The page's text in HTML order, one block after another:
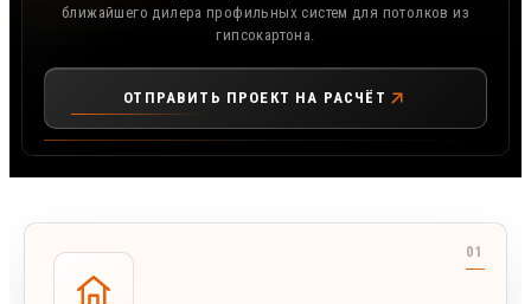
ближайшего дилера профильных систем для потолков из
гипсокартона.
ОТПРАВИТЬ ПРОЕКТ НА РАСЧЁТ